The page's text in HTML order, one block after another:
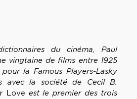
du cinéma, Paul
vingtaine de films entre 1925
la Famous Players-Lasky
avec la société de Cecil B.
Love est le premier des trois